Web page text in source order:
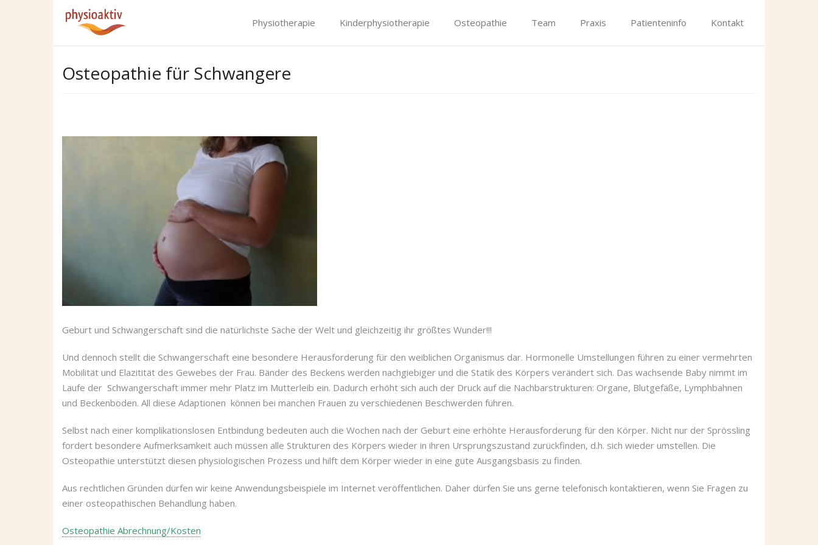
Physiotherapie Kinderphysiotherapie Osteopathie Team Praxis Patienteninfo Kontakt
Osteopathie für Schwangere
Geburt und Schwangerschaft sind die natürlichste Sache der Welt und gleichzeitig ihr größtes Wunder!!!
Und dennoch stellt die Schwangerschaft eine besondere Herausforderung für den weiblichen Organismus dar. Hormonelle Umstellungen führen zu einer vermehrten
Mobilität und Elazitität des Gewebes der Frau. Bänder des Beckens werden nachgiebiger und die Statik des Körpers verändert sich. Das wachsende Baby nimmt im
Laufe der Schwangerschaft immer mehr Platz im Mutterleib ein. Dadurch erhöht sich auch der Druck auf die Nachbarstrukturen: Organe, Blutgefäße, Lymphbahnen
und Beckenboden. All diese Adaptionen können bei manchen Frauen zu verschiedenen Beschwerden führen.
Selbst nach einer komplikationslosen Entbindung bedeuten auch die Wochen nach der Geburt eine erhöhte Herausforderung für den Körper. Nicht nur der Sprössling
fordert besondere Aufmerksamkeit auch müssen alle Strukturen des Körpers wieder in ihren Ursprungszustand zurückfinden, d.h. sich wieder umstellen. Die
Osteopathie unterstützt diesen physiologischen Prozess und hilft dem Körper wieder in eine gute Ausgangsbasis zu finden.
Aus rechtlichen Gründen dürfen wir keine Anwendungsbeispiele im Internet veröffentlichen. Daher dürfen Sie uns gerne telefonisch kontaktieren, wenn Sie Fragen zu
einer osteopathischen Behandlung haben.
Osteopathie Abrechnung/Kosten